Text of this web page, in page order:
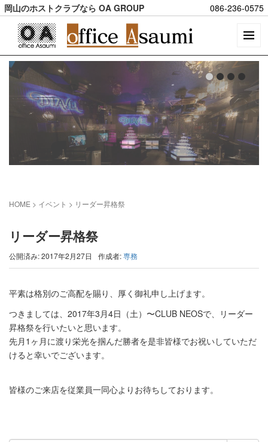
岡山のホストクラブなら OA GROUP 086-236-0575
HOME > イベント > リーダー昇格祭
リーダー昇格祭
公開済み: 2017年2月27日 作成者:専務
平素は格別のご高配を賜り、厚く御礼申し上げます。
つきましては、2017年3月4日（土）〜CLUB NEOSで、リーダー
昇格祭を行いたいと思います。
先月1ヶ月に渡り栄光を掴んだ勝者を是非皆様でお祝いしていただ
けると幸いでございます。
皆様のご来店を従業員一同心よりお待ちしております。